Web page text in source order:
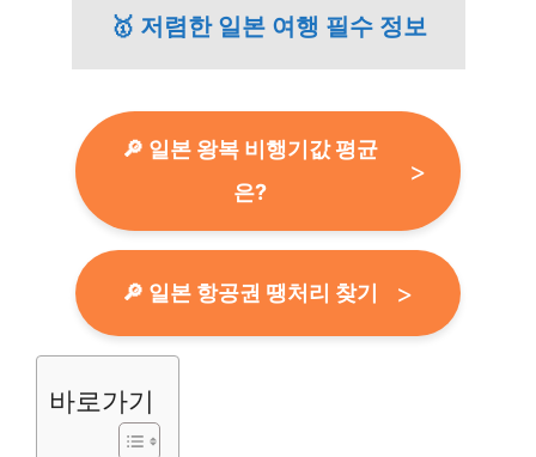
🥇 저렴한 일본 여행 필수 정보
🔎 일본 왕복 비행기값 평균
은?
🔎 일본 항공권 땡처리 찾기
바로가기